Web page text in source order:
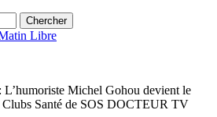
L’humoriste Michel Gohou devient le
Clubs Santé de SOS DOCTEUR TV